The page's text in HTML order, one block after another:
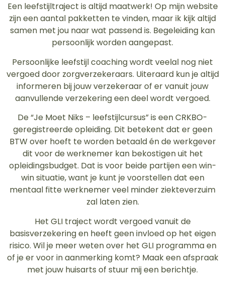
Een leefstijltraject is altijd maatwerk! Op mijn website
zijn een aantal pakketten te vinden, maar ik kijk altijd
samen met jou naar wat passend is. Begeleiding kan
persoonlijk worden aangepast.
Persoonlijke leefstijl coaching wordt veelal nog niet
vergoed door zorgverzekeraars. Uiteraard kun je altijd
informeren bij jouw verzekeraar of er vanuit jouw
aanvullende verzekering een deel wordt vergoed.
De “Je Moet Niks – leefstijlcursus” is een CRKBO-
geregistreerde opleiding. Dit betekent dat er geen
BTW over hoeft te worden betaald én de werkgever
dit voor de werknemer kan bekostigen uit het
opleidingsbudget. Dat is voor beide partijen een win-
win situatie, want je kunt je voorstellen dat een
mentaal fitte werknemer veel minder ziekteverzuim
zal laten zien.
Het GLI traject wordt vergoed vanuit de
basisverzekering en heeft geen invloed op het eigen
risico. Wil je meer weten over het GLI programma en
of je er voor in aanmerking komt? Maak een afspraak
met jouw huisarts of stuur mij een berichtje.